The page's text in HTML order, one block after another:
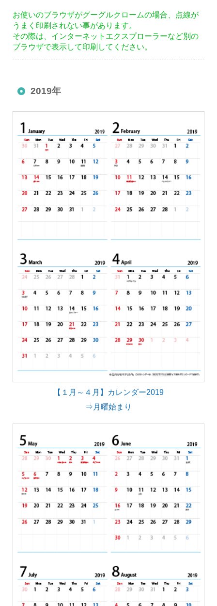
お使いのブラウザがグーグルクロームの場合、点線が
うまく印刷されない事があります。
その際は、インターネットエクスプローラーなど別の
ブラウザで表示して印刷してください。
2019年
【１月～４月】カレンダー2019
⇒月曜始まり